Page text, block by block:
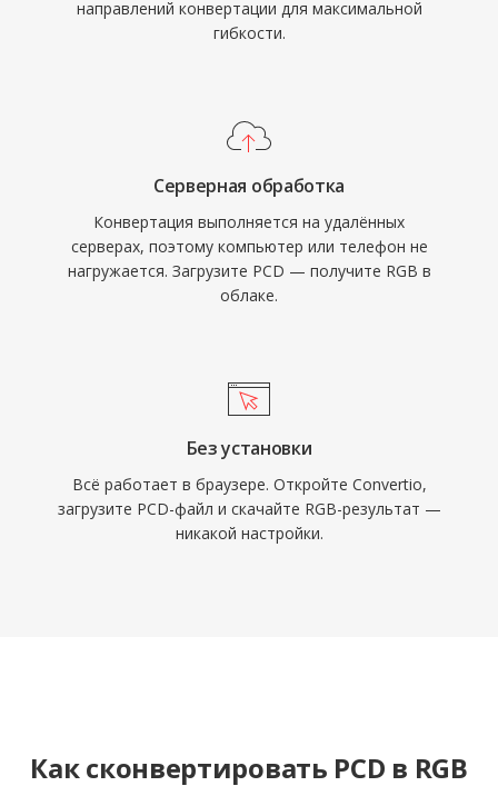
направлений конвертации для максимальной
гибкости.
Серверная обработка
Конвертация выполняется на удалённых
серверах, поэтому компьютер или телефон не
нагружается. Загрузите PCD — получите RGB в
облаке.
Без установки
Всё работает в браузере. Откройте Convertio,
загрузите PCD-файл и скачайте RGB-результат —
никакой настройки.
Как сконвертировать PCD в RGB